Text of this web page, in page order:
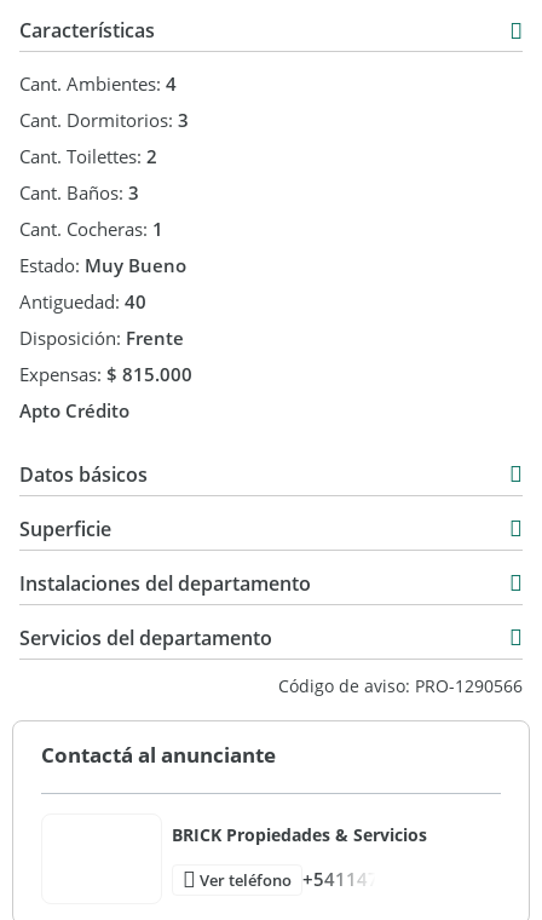
Características
Cant. Ambientes: 4
Cant. Dormitorios: 3
Cant. Toilettes: 2
Cant. Baños: 3
Cant. Cocheras: 1
Estado: Muy Bueno
Antiguedad: 40
Disposición: Frente
Expensas: $ 815.000
Apto Crédito
Datos básicos
USD 339.000
Superficie
55 m2
207 m2
Instalaciones del departamento
Servicios del departamento
Código de aviso: PRO-1290566
Contactá al anunciante
BRICK Propiedades & Servicios
Ver teléfono +541147